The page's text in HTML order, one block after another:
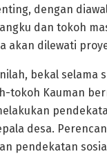
dengan
dan tokoh
akan dilewati
bekal selama
tokoh Kauman
desa.
pendekatan